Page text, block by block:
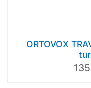
ORTOVOX